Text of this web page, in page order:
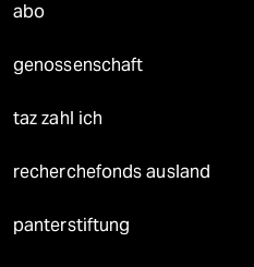
abo
genossenschaft
taz zahl ich
recherchefonds ausland
panterstiftung